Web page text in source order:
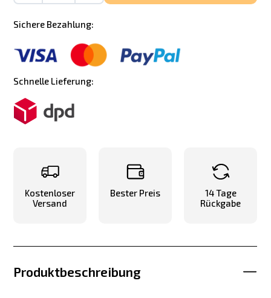
Sichere Bezahlung:
Schnelle Lieferung:
Kostenloser
Versand
Bester Preis
14 Tage
Rückgabe
Produktbeschreibung